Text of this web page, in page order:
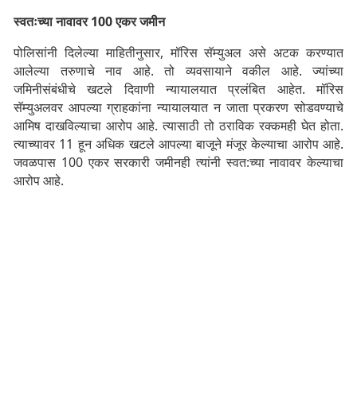
स्वतःच्या नावावर 100 एकर जमीन
पोलिसांनी दिलेल्या माहितीनुसार, मॉरिस सॅम्युअल असे अटक करण्यात
आलेल्या तरुणाचे नाव आहे. तो व्यवसायाने वकील आहे. ज्यांच्या
जमिनीसंबंधीचे खटले दिवाणी न्यायालयात प्रलंबित आहेत. मॉरिस
सॅम्युअलवर आपल्या ग्राहकांना न्यायालयात न जाता प्रकरण सोडवण्याचे
आमिष दाखविल्याचा आरोप आहे. त्यासाठी तो ठराविक रक्कमही घेत होता.
त्याच्यावर 11 हून अधिक खटले आपल्या बाजूने मंजूर केल्याचा आरोप आहे.
जवळपास 100 एकर सरकारी जमीनही त्यांनी स्वत:च्या नावावर केल्याचा
आरोप आहे.